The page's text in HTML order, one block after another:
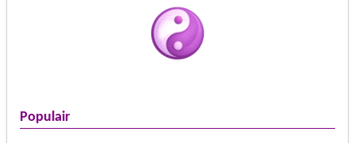
Populair